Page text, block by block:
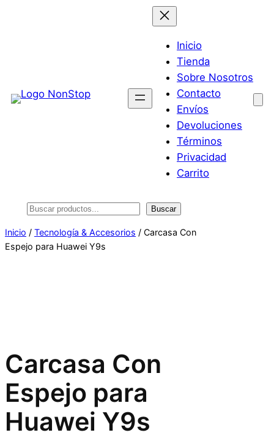
Inicio
Tienda
Sobre Nosotros
Contacto
Envíos
Devoluciones
Términos
Privacidad
Carrito
Buscar Buscar
Inicio / Tecnología & Accesorios / Carcasa Con
Espejo para Huawei Y9s
Carcasa Con
Espejo para
Huawei Y9s